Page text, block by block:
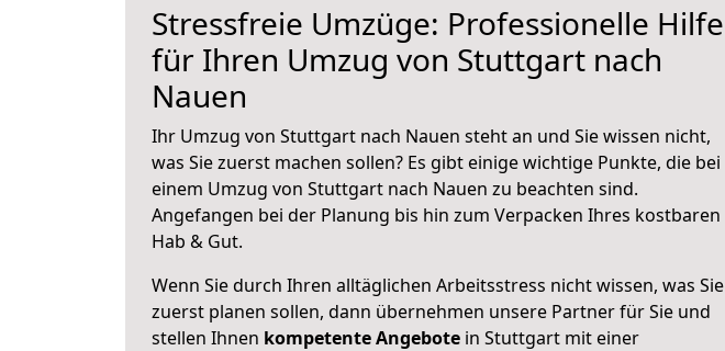
Stressfreie Umzüge: Professionelle Hilfe
für Ihren Umzug von Stuttgart nach
Nauen
Ihr Umzug von Stuttgart nach Nauen steht an und Sie wissen nicht,
was Sie zuerst machen sollen? Es gibt einige wichtige Punkte, die bei
einem Umzug von Stuttgart nach Nauen zu beachten sind.
Angefangen bei der Planung bis hin zum Verpacken Ihres kostbaren
Hab & Gut.
Wenn Sie durch Ihren alltäglichen Arbeitsstress nicht wissen, was Sie
zuerst planen sollen, dann übernehmen unsere Partner für Sie und
stellen Ihnen kompetente Angebote in Stuttgart mit einer